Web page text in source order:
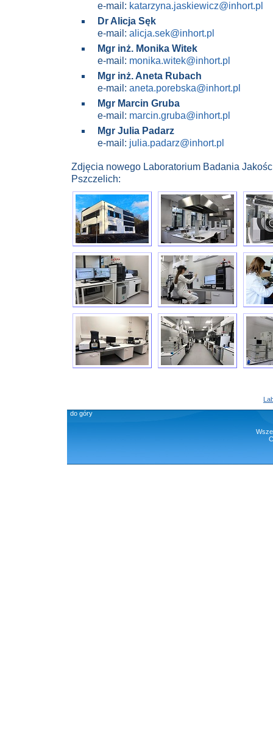
e-mail: katarzyna.jaskiewicz@inhort.pl
Dr Alicja Sęk
e-mail: alicja.sek@inhort.pl
Mgr inż. Monika Witek
e-mail: monika.witek@inhort.pl
Mgr inż. Aneta Rubach
e-mail: aneta.porebska@inhort.pl
Mgr Marcin Gruba
e-mail: marcin.gruba@inhort.pl
Mgr Julia Padarz
e-mail: julia.padarz@inhort.pl
Zdjęcia nowego Laboratorium Badania
Pszczelich:
do góry